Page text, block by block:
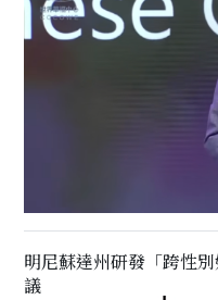
明尼蘇達州研發「跨性
議